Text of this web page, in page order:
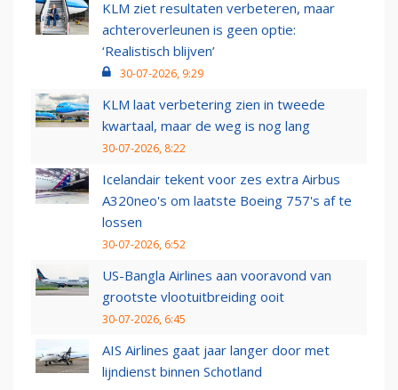
KLM ziet resultaten verbeteren, maar
achteroverleunen is geen optie:
‘Realistisch blijven’
30-07-2026, 9:29
KLM laat verbetering zien in tweede
kwartaal, maar de weg is nog lang
30-07-2026, 8:22
Icelandair tekent voor zes extra Airbus
A320neo's om laatste Boeing 757's af te
lossen
30-07-2026, 6:52
US-Bangla Airlines aan vooravond van
grootste vlootuitbreiding ooit
30-07-2026, 6:45
AIS Airlines gaat jaar langer door met
lijndienst binnen Schotland